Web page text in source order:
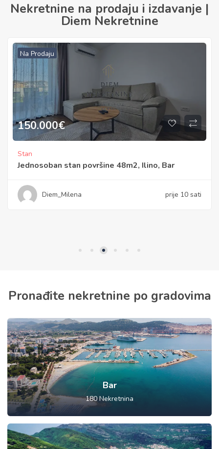
Nekretnine na prodaju i izdavanje |
Diem Nekretnine
Na Prodaju
150.000€
Stan
Jednosoban stan površine 48m2, Ilino, Bar
Diem_Milena prije 10 sati
Pronađite nekretnine po gradovima
Bar
180 Nekretnina